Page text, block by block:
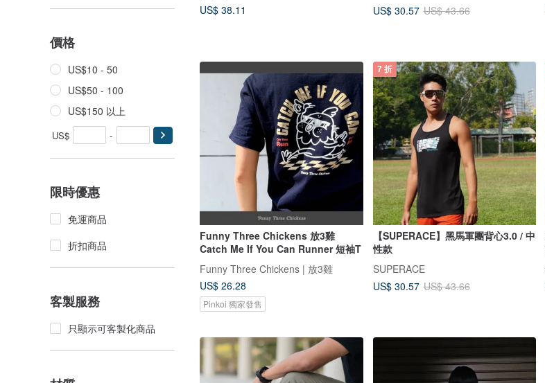
價格
US$10 - 50
US$50 - 100
US$150 以上
US$ -
限時優惠
免運商品
折扣商品
客製服務
只顯示可客製化商品
US$ 38.11
US$ 30.57 US$ 43.66
Funny Three Chickens 放3雞
Catch Me If You Can Runner 短袖T
Funny Three Chickens | 放3雞
US$ 26.28
Pinkoi 獨家發售
7 折
【SUPERACE】黑馬軍團背心3.0 / 中
性款
SUPERACE
US$ 30.57 US$ 43.66